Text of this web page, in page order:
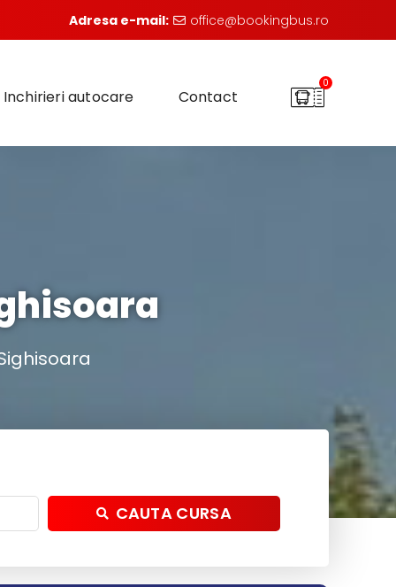
Adresa e-mail: office@bookingbus.ro
Inchirieri autocare Contact
0
CAUTA CURSA